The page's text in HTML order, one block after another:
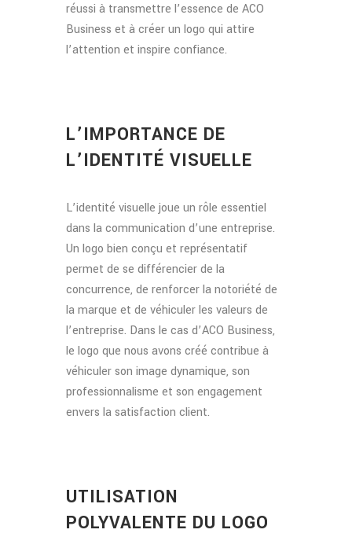
réussi à transmettre l’essence de ACO
Business et à créer un logo qui attire
l’attention et inspire confiance.
L’IMPORTANCE DE
L’IDENTITÉ VISUELLE
L’identité visuelle joue un rôle essentiel
dans la communication d’une entreprise.
Un logo bien conçu et représentatif
permet de se différencier de la
concurrence, de renforcer la notoriété de
la marque et de véhiculer les valeurs de
l’entreprise. Dans le cas d’ACO Business,
le logo que nous avons créé contribue à
véhiculer son image dynamique, son
professionnalisme et son engagement
envers la satisfaction client.
UTILISATION
POLYVALENTE DU LOGO